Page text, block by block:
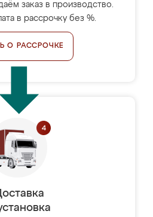
заказ в производство.
в рассрочку без %.
О РАССРОЧКЕ